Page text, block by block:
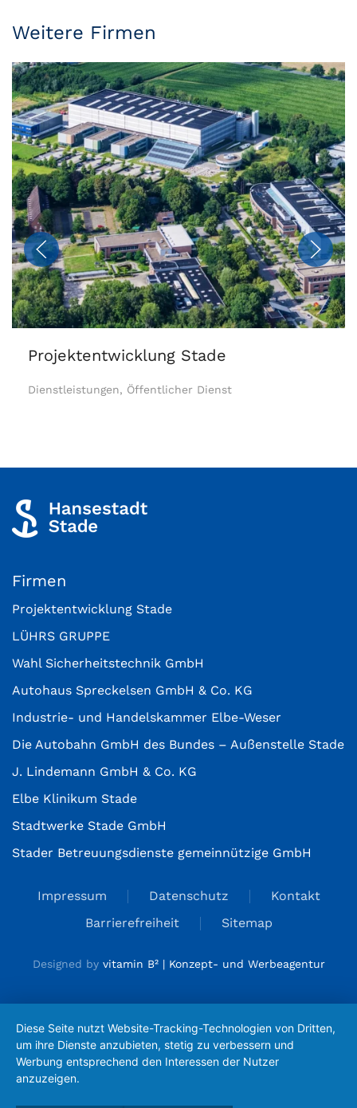
Weitere Firmen
Projektentwicklung Stade
Dienstleistungen, Öffentlicher Dienst
Firmen
Projektentwicklung Stade
LÜHRS GRUPPE
Wahl Sicherheitstechnik GmbH
Autohaus Spreckelsen GmbH & Co. KG
Industrie- und Handelskammer Elbe-Weser
Die Autobahn GmbH des Bundes – Außenstelle Stade
J. Lindemann GmbH & Co. KG
Elbe Klinikum Stade
Stadtwerke Stade GmbH
Stader Betreuungsdienste gemeinnützige GmbH
Impressum Datenschutz
Kontakt
Barrierefreiheit
Sitemap
Designed by vitamin B² | Konzept- und Werbeagentur
Diese Seite nutzt Website-Tracking-Technologien von Dritten,
um ihre Dienste anzubieten, stetig zu verbessern und
Werbung entsprechend den Interessen der Nutzer
anzuzeigen.